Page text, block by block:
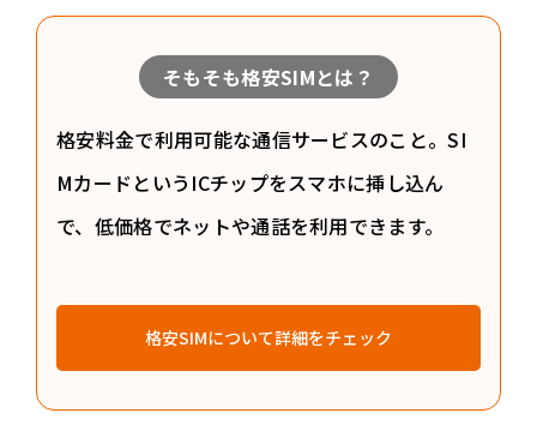
そもそも格安SIMとは？
格安料金で利用可能な通信サービスのこと。SI
MカードというICチップをスマホに挿し込ん
で、低価格でネットや通話を利用できます。
格安SIMについて詳細をチェック